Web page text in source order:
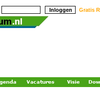
Gratis